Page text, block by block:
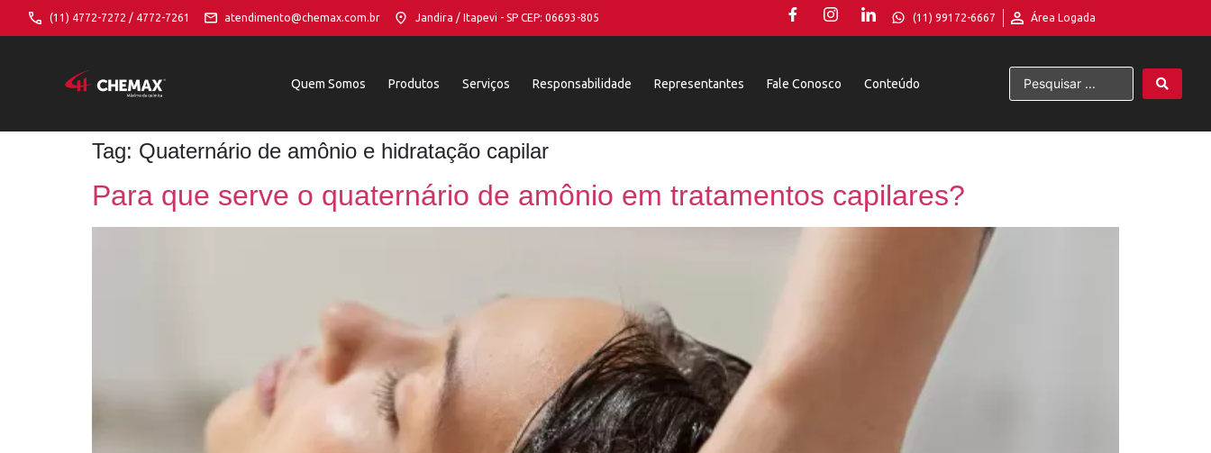
(11) 4772-7272 / 4772-7261 atendimento@chemax.com.br Jandira / Itapevi - SP CEP: 06693-805 (11) 99172-6667 Área Logada
Quem Somos Produtos Serviços Responsabilidade Representantes Fale Conosco Conteúdo
Tag: Quaternário de amônio e hidratação capilar
Para que serve o quaternário de amônio em tratamentos capilares?